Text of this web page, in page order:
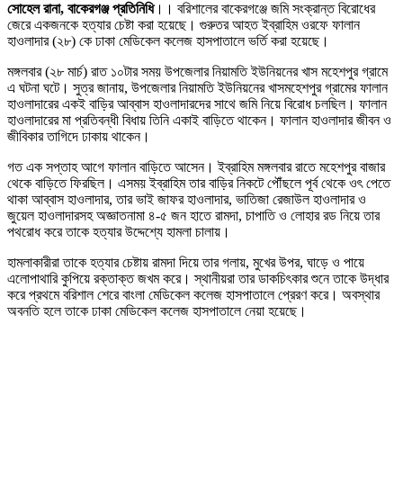
সোহেল রানা, বাকেরগঞ্জ প্রতিনিধি।। বরিশালের বাকেরগঞ্জে জমি সংক্রান্ত বিরোধের
জেরে একজনকে হত্যার চেষ্টা করা হয়েছে। গুরুতর আহত ইব্রাহিম ওরফে ফালান
হাওলাদার (২৮) কে ঢাকা মেডিকেল কলেজ হাসপাতালে ভর্তি করা হয়েছে।
মঙ্গলবার (২৮ মার্চ) রাত ১০টার সময় উপজেলার নিয়ামতি ইউনিয়নের খাস মহেশপুর গ্রামে
এ ঘটনা ঘটে। সুত্র জানায়, উপজেলার নিয়ামতি ইউনিয়নের খাসমহেশপুর গ্রামের ফালান
হাওলাদারের একই বাড়ির আব্বাস হাওলাদারদের সাথে জমি নিয়ে বিরোধ চলছিল। ফালান
হাওলাদারের মা প্রতিবন্ধী বিধায় তিনি একাই বাড়িতে থাকেন। ফালান হাওলাদার জীবন ও
জীবিকার তাগিদে ঢাকায় থাকেন।
গত এক সপ্তাহ আগে ফালান বাড়িতে আসেন। ইব্রাহিম মঙ্গলবার রাতে মহেশপুর বাজার
থেকে বাড়িতে ফিরছিল। এসময় ইব্রাহিম তার বাড়ির নিকটে পৌঁছলে পূর্ব থেকে ওৎ পেতে
থাকা আব্বাস হাওলাদার, তার ভাই জাফর হাওলাদার, ভাতিজা রেজাউল হাওলাদার ও
জুয়েল হাওলাদারসহ অজ্ঞাতনামা ৪-৫ জন হাতে রামদা, চাপাতি ও লোহার রড নিয়ে তার
পথরোধ করে তাকে হত্যার উদ্দেশ্যে হামলা চালায়।
হামলাকারীরা তাকে হত্যার চেষ্টায় রামদা দিয়ে তার গলায়, মুখের উপর, ঘাড়ে ও পায়ে
এলোপাথারি কুপিয়ে রক্তাক্ত জখম করে। স্থানীয়রা তার ডাকচিৎকার শুনে তাকে উদ্ধার
করে প্রথমে বরিশাল শেরে বাংলা মেডিকেল কলেজ হাসপাতালে প্রেরণ করে। অবস্থার
অবনতি হলে তাকে ঢাকা মেডিকেল কলেজ হাসপাতালে নেয়া হয়েছে।